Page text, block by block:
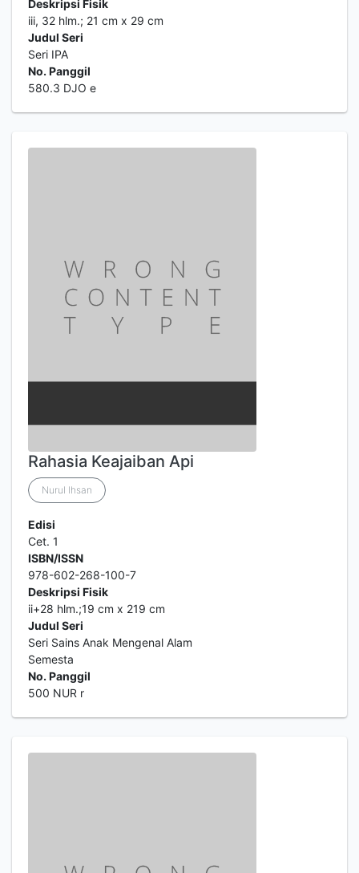
Deskripsi Fisik
iii, 32 hlm.; 21 cm x 29 cm
Judul Seri
Seri IPA
No. Panggil
580.3 DJO e
Rahasia Keajaiban Api
Nurul Ihsan
Edisi
Cet. 1
ISBN/ISSN
978-602-268-100-7
Deskripsi Fisik
ii+28 hlm.;19 cm x 219 cm
Judul Seri
Seri Sains Anak Mengenal Alam
Semesta
No. Panggil
500 NUR r